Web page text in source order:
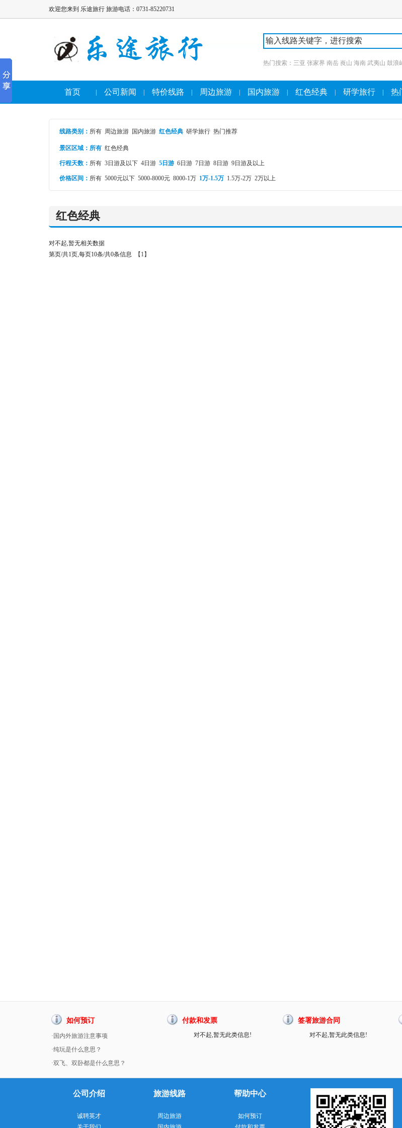
欢迎您来到 乐途旅行 旅游电话：0731-85220731
热门搜索： 三亚 张家界 南岳 崀山 海南 武夷山 鼓浪
首页 公司新闻 特价线路 周边旅游 国内旅游 红色经典 研学旅行 热
线路类别 ： 所有 周边旅游 国内旅游 红色经典 研学旅行 热门推荐
景区区域： 所有 红色经典
行程天数： 所有 3日游及以下 4日游 5日游 6日游 7日游 8日游 9日游及以上
价格区间： 所有 5000元以下 5000-8000元 8000-1万 1万-1.5万 1.5万-2万 2万以上
红色经典
对不起,暂无相关数据
第页/共1页,每页10条/共0条信息
【1】
如何预订
·国内外旅游注意事项
·纯玩是什么意思？
·双飞、双卧都是什么意思？
付款和发票
对不起,暂无此类信息!
签署旅游合同
对不起,暂无此类信息!
公司介绍
诚聘英才
旅游线路
周边旅游
帮助中心
如何预订